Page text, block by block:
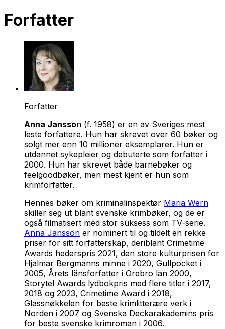
Forfatter
Forfatter
Anna Jansson (f. 1958) er en av Sveriges mest
leste forfattere. Hun har skrevet over 60 bøker og
solgt mer enn 10 millioner eksemplarer. Hun er
utdannet sykepleier og debuterte som forfatter i
2000. Hun har skrevet både barnebøker og
feelgoodbøker, men mest kjent er hun som
krimforfatter.
Hennes bøker om kriminalinspektør Maria Wern
skiller seg ut blant svenske krimbøker, og de er
også filmatisert med stor suksess som TV-serie.
Anna Jansson er nominert til og tildelt en rekke
priser for sitt forfatterskap, deriblant Crimetime
Awards hederspris 2021, den store kulturprisen for
Hjalmar Bergmanns minne i 2020, Gullpocket i
2005, Årets länsforfatter i Örebro län 2000,
Storytel Awards lydbokpris med flere titler i 2017,
2018 og 2023, Crimetime Award i 2018,
Glassnøkkelen for beste krimlitterære verk i
Norden i 2007 og Svenska Deckarakademins pris
for beste svenske krimroman i 2006.